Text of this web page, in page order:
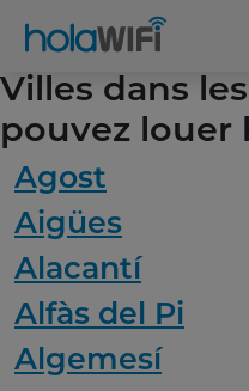
Villes dans
pouvez louer
Agost
Aigües
Alacantí
Alfàs del Pi
Algemesí